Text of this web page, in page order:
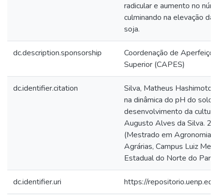
radicular e aumento no
culminando na elevação
soja.
dc.description.sponsorship
Coordenação de
Superior (CAPES)
dc.identifier.citation
Silva, Matheus Hashimoto
na dinâmica do pH do
desenvolvimento da
Augusto Alves da Silva.
(Mestrado em Agronomia)
Agrárias, Campus Luiz
Estadual do Norte do
dc.identifier.uri https://